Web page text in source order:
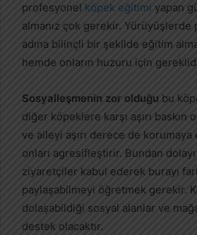
profesyonel köpek eğitimi yapan
almanız çok gerekir. Yürüyüşlerde
adına bilinçli bir şekilde eğitim
hemde onların huzuru için
Sosyalleşmenin zor olduğu bu
diğer köpeklere karşı aşırı baskın
ve aileyi aşırı derece de korumaya
onları agresifleştirir. Bundan
ziyaretçiler kabul ederek burayı
paylaşabilmeyi öğretmek gerekir.
dolaşabildiği sosyal alanlar ve
destek olacaktır.